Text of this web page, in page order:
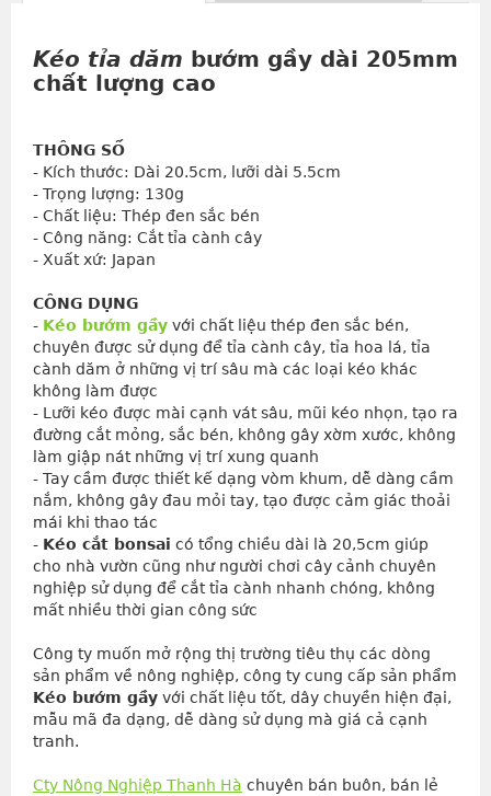
Kéo tỉa dăm bướm gầy dài 205mm
chất lượng cao
THÔNG SỐ
- Kích thước: Dài 20.5cm, lưỡi dài 5.5cm
- Trọng lượng: 130g
- Chất liệu: Thép đen sắc bén
- Công năng: Cắt tỉa cành cây
- Xuất xứ: Japan
CÔNG DỤNG
- Kéo bướm gầy với chất liệu thép đen sắc bén,
chuyên được sử dụng để tỉa cành cây, tỉa hoa lá, tỉa
cành dăm ở những vị trí sâu mà các loại kéo khác
không làm được
- Lưỡi kéo được mài cạnh vát sâu, mũi kéo nhọn, tạo ra
đường cắt mỏng, sắc bén, không gây xờm xước, không
làm giập nát những vị trí xung quanh
- Tay cầm được thiết kế dạng vòm khum, dễ dàng cầm
nắm, không gây đau mỏi tay, tạo được cảm giác thoải
mái khi thao tác
- Kéo cắt bonsai có tổng chiều dài là 20,5cm giúp
cho nhà vườn cũng như người chơi cây cảnh chuyên
nghiệp sử dụng để cắt tỉa cành nhanh chóng, không
mất nhiều thời gian công sức
Công ty muốn mở rộng thị trường tiêu thụ các dòng
sản phẩm về nông nghiệp, công ty cung cấp sản phẩm
Kéo bướm gầy với chất liệu tốt, dây chuyền hiện đại,
mẫu mã đa dạng, dễ dàng sử dụng mà giá cả cạnh
tranh.
Cty Nông Nghiệp Thanh Hà chuyên bán buôn, bán lẻ